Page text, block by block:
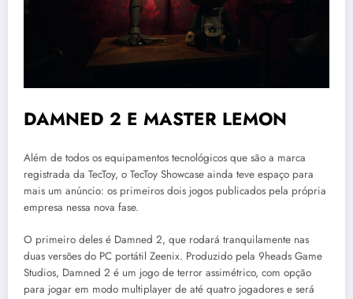
DAMNED 2 E MASTER LEMON
Além de todos os equipamentos tecnológicos que são a marca
registrada da TecToy, o TecToy Showcase ainda teve espaço para
mais um anúncio: os primeiros dois jogos publicados pela própria
empresa nessa nova fase.
O primeiro deles é Damned 2, que rodará tranquilamente nas
duas versões do PC portátil Zeenix. Produzido pela 9heads Game
Studios, Damned 2 é um jogo de terror assimétrico, com opção
para jogar em modo multiplayer de até quatro jogadores e será